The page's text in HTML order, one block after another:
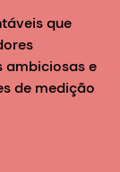
que
ambiciosas e
de medição